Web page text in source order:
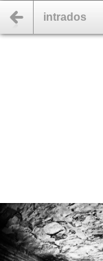
intrados